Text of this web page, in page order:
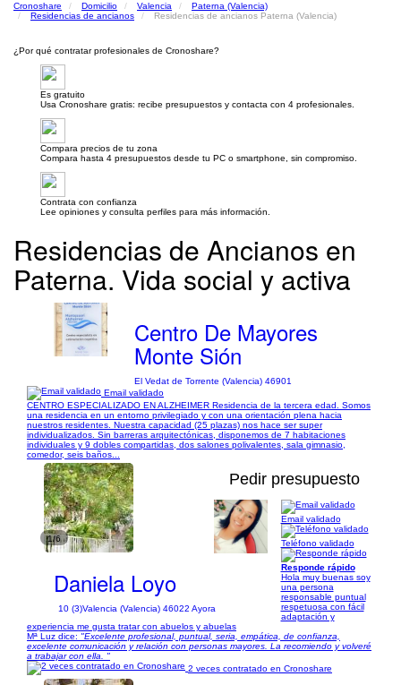
Cronoshare Domicilio Valencia
Paterna (Valencia)
Residencias de ancianos
Residencias de ancianos Paterna (Valencia)
¿Por qué contratar profesionales de Cronoshare?
Es gratuito
Usa Cronoshare gratis: recibe presupuestos y contacta con 4 profesionales.
Compara precios de tu zona
Compara hasta 4 presupuestos desde tu PC o smartphone, sin compromiso.
Contrata con confianza
Lee opiniones y consulta perfiles para más información.
Residencias de Ancianos en
Paterna. Vida social y activa
Centro De Mayores
Monte Sión
El Vedat de Torrente (Valencia) 46901
Email validado
CENTRO ESPECIALIZADO EN ALZHEIMER Residencia de la tercera edad. Somos
una residencia en un entorno privilegiado y con una orientación plena hacia
nuestros residentes. Nuestra capacidad (25 plazas) nos hace ser super
individualizados. Sin barreras arquitectónicas, disponemos de 7 habitaciones
individuales y 9 dobles compartidas, dos salones polivalentes, sala gimnasio,
comedor, seis baños...
1/6
Pedir presupuesto
Daniela Loyo
10 (3)Valencia (Valencia) 46022 Ayora
Email validado
Teléfono validado
Responde rápido
Hola muy buenas soy
una persona
responsable puntual
respetuosa con fácil
adaptación y
experiencia me gusta tratar con abuelos y abuelas
Mª Luz dice: "Excelente profesional, puntual, seria, empática, de confianza,
excelente comunicación y relación con personas mayores. La recomiendo y volveré
a trabajar con ella. "
2 veces contratado en Cronoshare